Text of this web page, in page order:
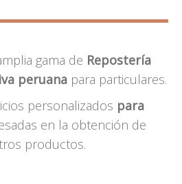
gama de Repostería
peruanapara particulares.
personalizados para
en la obtención de
productos.